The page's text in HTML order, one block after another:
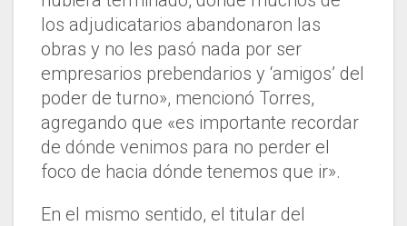
los adjudicatarios abandonaron las
obras y no les pasó nada por ser
empresarios prebendarios y ‘amigos’ del
poder de turno», mencionó Torres,
agregando que «es importante recordar
de dónde venimos para no perder el
foco de hacia dónde tenemos que ir».
En el mismo sentido, el titular del